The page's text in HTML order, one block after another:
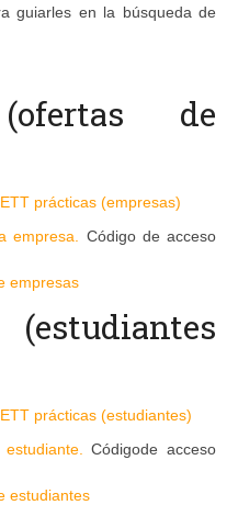
guiarles en la búsqueda de
(ofertas de
prácticas (empresas)
empresa.
Código de acceso
empresas
(estudiantes
prácticas (estudiantes)
Códigode acceso
estudiantes